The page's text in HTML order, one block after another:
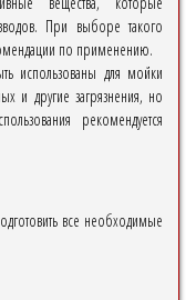
При выборе такого
по применению.
использованы для мойки
и другие загрязнения, но
рекомендуется
все необходимые